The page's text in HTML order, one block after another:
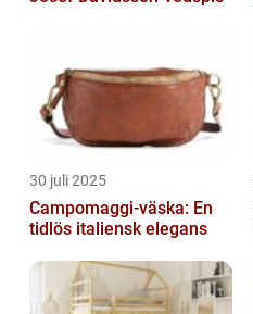
30 juli 2025
Campomaggi-väska: En
tidlös italiensk elegans